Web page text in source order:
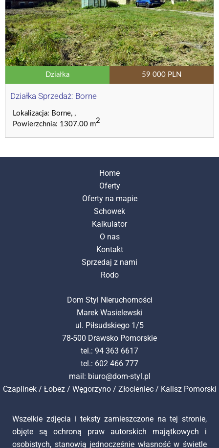
Działka 59 000 PLN
Działka Sprzedaż: Borne
Lokalizacja: Borne, ,
Powierzchnia: 1307.00 m2
Home
Oferty
Oferty na mapie
Schowek
Kalkulator
O nas
Kontakt
Sprzedaj z nami
Rodo
Dom Styl Nieruchomości
Marek Wasielewski
ul. Piłsudskiego 1/5
78-500 Drawsko Pomorskie
tel.: 94 363 6617
tel.: 602 466 777
mail: biuro@dom-styl.pl
Czaplinek/ Łobez/ Węgorzyno/ Złocieniec/ Kalisz Pomorski
Wszelkie zdjęcia i teksty zamieszczone na tej stronie,
objęte są ochroną praw autorskich majątkowych i
osobistych, stanowią jednocześnie własność w świetle